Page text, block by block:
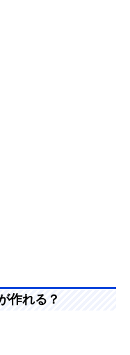
作れる？